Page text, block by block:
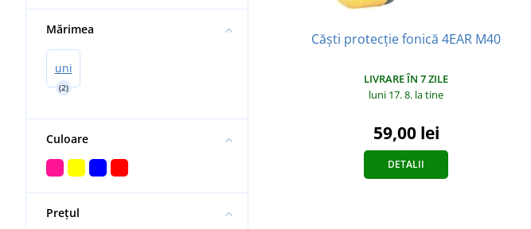
Mărimea
uni
(2)
Culoare
Prețul
Căști protecție fonică 4EAR M40
LIVRARE ÎN 7 ZILE
luni 17. 8. la tine
59,00 lei
DETALII